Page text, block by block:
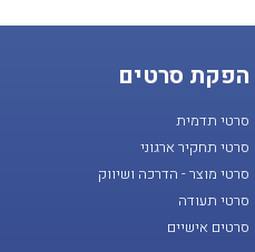
הפקת סרטים
סרטי תדמית
סרטי תחקיר ארגוני
סרטי מוצר - הדרכה ושיווק
סרטי תעודה
סרטים אישיים